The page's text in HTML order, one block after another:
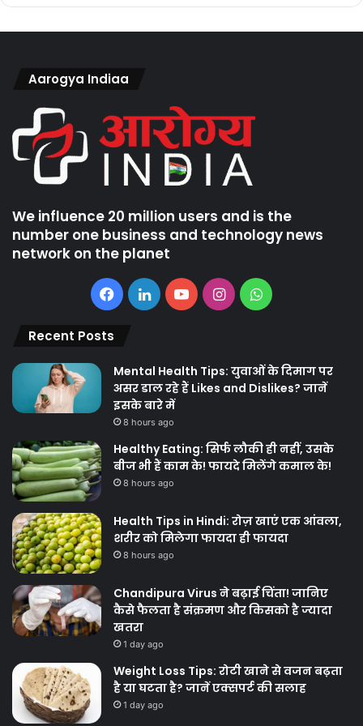
Aarogya Indiaa
We influence 20 million users and is the
number one business and technology news
network on the planet
Facebook
LinkedInYouTubeInstagramWhatsApp
Recent Posts
Mental Health Tips: युवाओं के दिमाग पर
असर डाल रहे हैं Likes and Dislikes? जानें
इसके बारे में
8 hours ago
Healthy Eating: सिर्फ लौकी ही नहीं, उसके
बीज भी हैं काम के! फायदे मिलेंगे कमाल के!
8 hours ago
Health Tips in Hindi: रोज़ खाएं एक आंवला,
शरीर को मिलेगा फायदा ही फायदा
8 hours ago
Chandipura Virus ने बढ़ाई चिंता! जानिए
कैसे फैलता है संक्रमण और किसको है ज्यादा
खतरा
1 day ago
Weight Loss Tips: रोटी खाने से वजन बढ़ता
है या घटता है? जानें एक्सपर्ट की सलाह
1 day ago